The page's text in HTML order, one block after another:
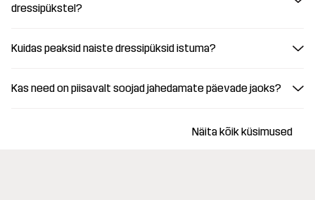
dressipükstel?
Kuidas peaksid naiste dressipüksid istuma?
Kas need on piisavalt soojad jahedamate päevade jaoks?
Näita kõik küsimused